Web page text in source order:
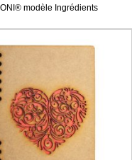
modèle Ingrédients